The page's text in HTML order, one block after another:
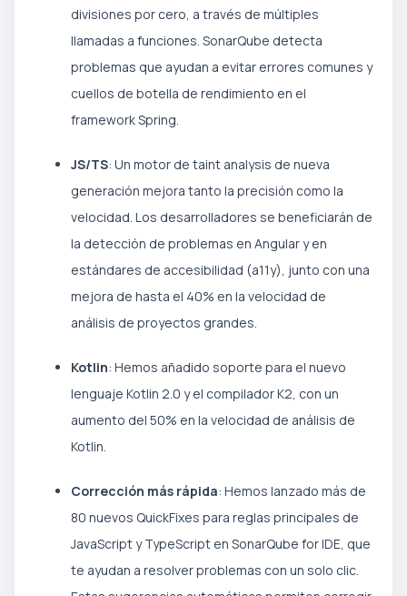
divisiones por cero, a través de múltiples
llamadas a funciones. SonarQube detecta
problemas que ayudan a evitar errores comunes y
cuellos de botella de rendimiento en el
framework Spring.
JS/TS: Un motor de taint analysis de nueva
generación mejora tanto la precisión como la
velocidad. Los desarrolladores se beneficiarán de
la detección de problemas en Angular y en
estándares de accesibilidad (a11y), junto con una
mejora de hasta el 40% en la velocidad de
análisis de proyectos grandes.
Kotlin: Hemos añadido soporte para el nuevo
lenguaje Kotlin 2.0 y el compilador K2, con un
aumento del 50% en la velocidad de análisis de
Kotlin.
Corrección más rápida: Hemos lanzado más de
80 nuevos QuickFixes para reglas principales de
JavaScript y TypeScript en SonarQube for IDE, que
te ayudan a resolver problemas con un solo clic.